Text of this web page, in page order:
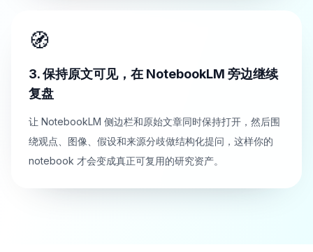
🧭
3. 保持原文可见，在 NotebookLM 旁边继续
复盘
让 NotebookLM 侧边栏和原始文章同时保持打开，然后围
绕观点、图像、假设和来源分歧做结构化提问，这样你的
notebook 才会变成真正可复用的研究资产。